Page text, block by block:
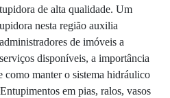
de alta qualidade. Um
nesta região auxilia
de imóveis a
disponíveis, a importância
como manter o sistema hidráulico
em pias, ralos, vasos